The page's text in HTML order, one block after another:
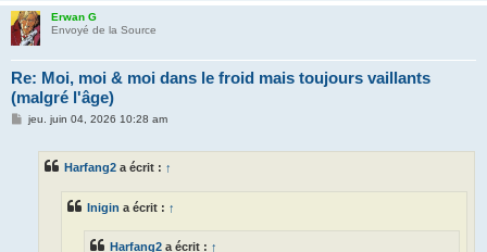
Erwan G
Envoyé de la Source
Re: Moi, moi & moi dans le froid mais toujours vaillants
(malgré l'âge)
Mjeu. juin 04, 2026 10:28 am
Harfang2 a écrit : ↑
Inigin a écrit : ↑
Harfang2 a écrit : ↑